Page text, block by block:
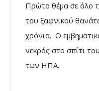
Πρώτο θέμα σε όλο
του ξαφνικού
χρόνια. O
νεκρός στο σπίτι
των ΗΠΑ.